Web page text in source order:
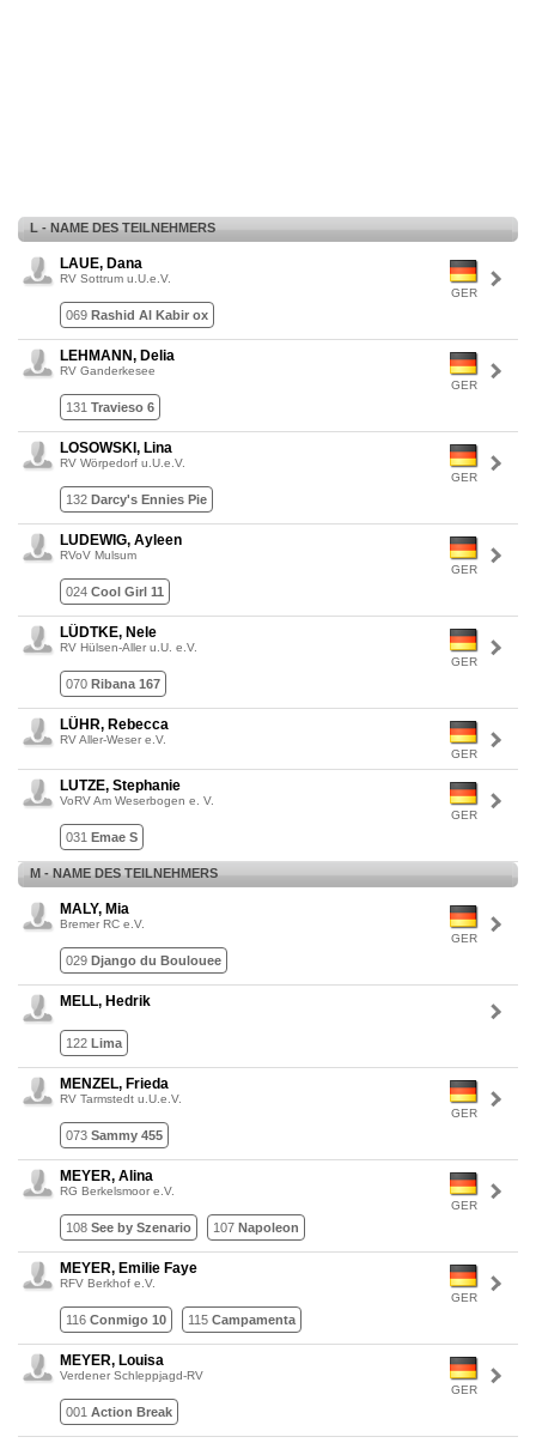
L - NAME DES TEILNEHMERS
GER
LAUE, Dana
RV Sottrum u.U.e.V.
069 Rashid Al Kabir ox
GER
LEHMANN, Delia
RV Ganderkesee
131 Travieso 6
GER
LOSOWSKI, Lina
RV Wörpedorf u.U.e.V.
132 Darcy's Ennies Pie
GER
LUDEWIG, Ayleen
RVoV Mulsum
024 Cool Girl 11
GER
LÜDTKE, Nele
RV Hülsen-Aller u.U. e.V.
070 Ribana 167
GER
LÜHR, Rebecca
RV Aller-Weser e.V.
GER
LUTZE, Stephanie
VoRV Am Weserbogen e. V.
031 Emae S
M - NAME DES TEILNEHMERS
GER
MALY, Mia
Bremer RC e.V.
029 Django du Boulouee
MELL, Hedrik
122 Lima
GER
MENZEL, Frieda
RV Tarmstedt u.U.e.V.
073 Sammy 455
GER
MEYER, Alina
RG Berkelsmoor e.V.
108 See by Szenario 107 Napoleon
GER
MEYER, Emilie Faye
RFV Berkhof e.V.
116 Conmigo 10 115 Campamenta
GER
MEYER, Louisa
Verdener Schleppjagd-RV
001 Action Break